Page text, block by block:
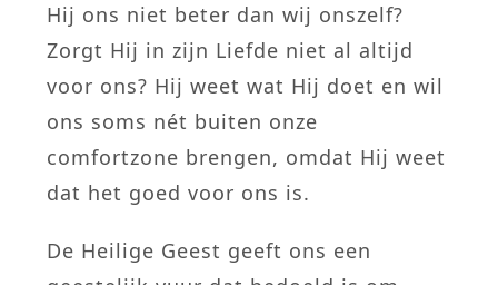
Hij ons niet beter dan wij onszelf?
Zorgt Hij in zijn Liefde niet al altijd
voor ons? Hij weet wat Hij doet en wil
ons soms nét buiten onze
comfortzone brengen, omdat Hij weet
dat het goed voor ons is.
De Heilige Geest geeft ons een